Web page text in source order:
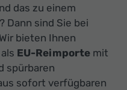
das zu einem
Dann sind Sie bei
bieten Ihnen
EU-Reimporte mit
spürbaren
sofort verfügbaren